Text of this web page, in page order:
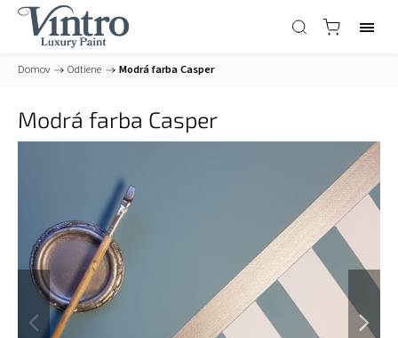
Domov / Odtiene / Modrá farba Casper
Modrá farba Casper